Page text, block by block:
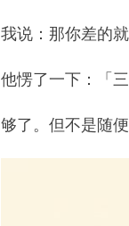
我说：那你差的
他愣了一下：「
够了。但不是随便